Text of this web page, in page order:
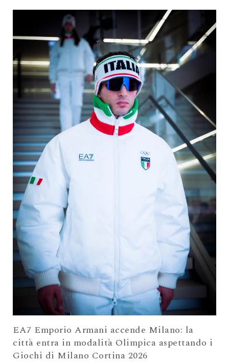
EA7 Emporio Armani accende Milano: la
città entra in modalità Olimpica aspettando i
Giochi di Milano Cortina 2026